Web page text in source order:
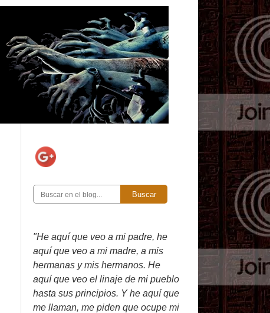
Buscar
"He aquí que veo a mi padre, he
aquí que veo a mi madre, a mis
hermanas y mis hermanos. He
aquí que veo el linaje de mi pueblo
hasta sus principios. Y he aquí que
me llaman, me piden que ocupe mi